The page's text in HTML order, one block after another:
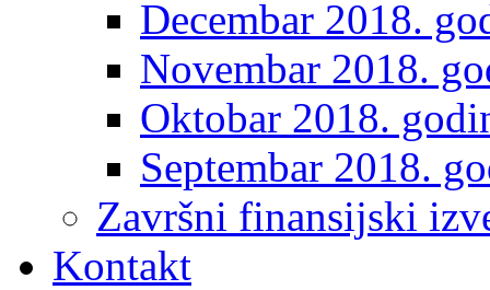
Decembar 2018.
Novembar 2018.
Oktobar 2018.
Septembar 2018.
Završni finansijski
Kontakt